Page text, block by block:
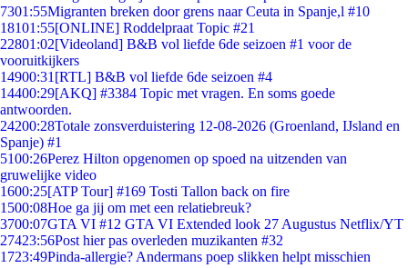
7301:55Migranten breken door grens naar Ceuta in Spanje,l #10
18101:55[ONLINE] Roddelpraat Topic #21
22801:02[Videoland] B&B vol liefde 6de seizoen #1 voor de
vooruitkijkers
14900:31 [RTL] B&B vol liefde 6de seizoen #4
14400:29[AKQ] #3384 Topic met vragen. En soms goede
antwoorden.
24200:28Totale zonsverduistering 12-08-2026 (Groenland, IJsland en
Spanje) #1
5100:26Perez Hilton opgenomen op spoed na uitzenden van
gruwelijke video
1600:25[ATP Tour] #169 Tosti Tallon back on fire
1500:08Hoe ga jij om met een relatiebreuk?
3700:07GTA VI #12 GTA VI Extended look 27 Augustus Netflix/YT
27423:56Post hier pas overleden muzikanten #32
1723:49Pinda-allergie? Andermans poep slikken helpt misschien